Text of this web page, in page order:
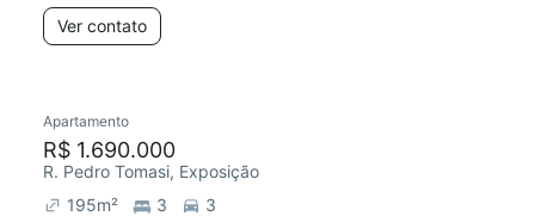
Ver contato
Redecorar
Apartamento
R$ 1.690.000
R. Pedro Tomasi, Exposição
195m² 3
3